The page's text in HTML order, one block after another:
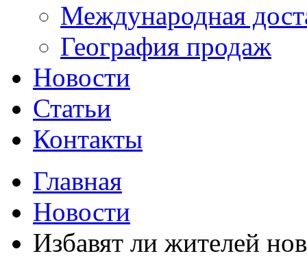
Международная
География продаж
Новости
Статьи
Контакты
Главная
Новости
Избавят ли жителей